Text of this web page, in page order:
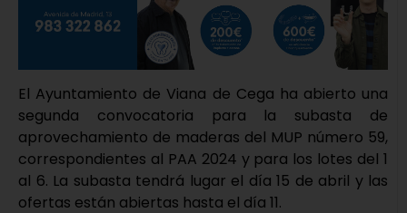
El Ayuntamiento de Viana de Cega ha abierto una
segunda convocatoria para la subasta de
aprovechamiento de maderas del MUP número 59,
correspondientes al PAA 2024 y para los lotes del 1
al 6. La subasta tendrá lugar el día 15 de abril y las
ofertas están abiertas hasta el día 11.